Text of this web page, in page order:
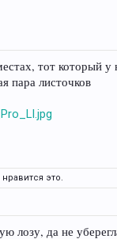
тот который
пара листочков
нравится это.
лозу, да не